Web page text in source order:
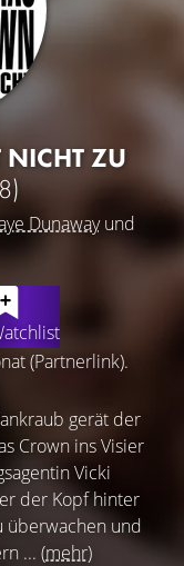
NICHT ZU
Dunawayund
(Partnerlink).
gerät der
Crown ins Visier
Vicki
der Kopf hinter
überwachen und
... (mehr)